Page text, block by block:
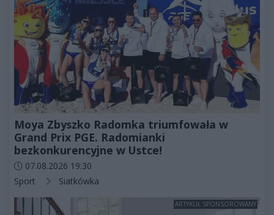
Moya Zbyszko Radomka triumfowała w
Grand Prix PGE. Radomianki
bezkonkurencyjne w Ustce!
Data dodania artykułu:
07.08.2026 19:30
Kategorie artykułu:
Sport Siatkówka
ARTYKUŁ SPONSOROWANY